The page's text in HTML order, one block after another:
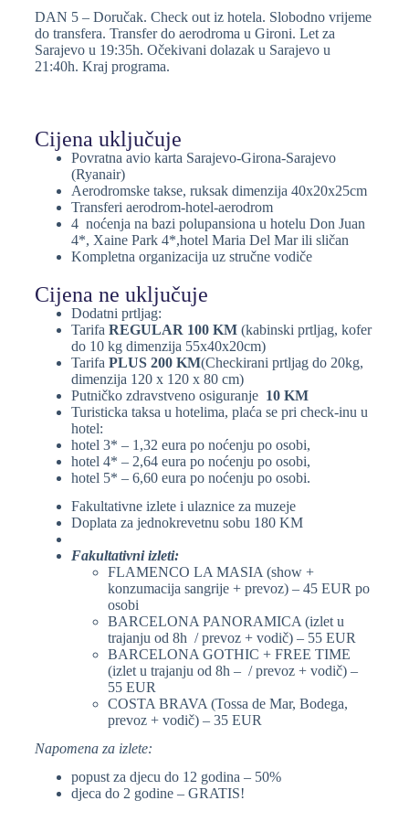
DAN 5 – Doručak. Check out iz hotela. Slobodno vrijeme
do transfera. Transfer do aerodroma u Gironi. Let za
Sarajevo u 19:35h. Očekivani dolazak u Sarajevo u
21:40h. Kraj programa.
Cijena uključuje
Povratna avio karta Sarajevo-Girona-Sarajevo
(Ryanair)
Aerodromske takse, ruksak dimenzija 40x20x25cm
Transferi aerodrom-hotel-aerodrom
4 noćenja na bazi polupansiona u hotelu Don Juan
4*, Xaine Park 4*,hotel Maria Del Mar ili sličan
Kompletna organizacija uz stručne vodiče
Cijena ne uključuje
Dodatni prtljag:
Tarifa REGULAR 100 KM(kabinski prtljag, kofer
do 10 kg dimenzija 55x40x20cm)
Tarifa PLUS 200 KM(Checkirani prtljag do 20kg,
dimenzija 120 x 120 x 80 cm)
Putničko zdravstveno osiguranje 10 KM
Turisticka taksa u hotelima, plaća se pri check-inu u
hotel:
hotel 3* – 1,32 eura po noćenju po osobi,
hotel 4* – 2,64 eura po noćenju po osobi,
hotel 5* – 6,60 eura po noćenju po osobi.
Fakultativne izlete i ulaznice za muzeje
Doplata za jednokrevetnu sobu 180 KM
Fakultativni izleti:
FLAMENCO LA MASIA (show +
konzumacija sangrije + prevoz) – 45 EUR po
osobi
BARCELONA PANORAMICA (izlet u
trajanju od 8h / prevoz + vodič) – 55 EUR
BARCELONA GOTHIC + FREE TIME
(izlet u trajanju od 8h – / prevoz + vodič) –
55 EUR
COSTA BRAVA (Tossa de Mar, Bodega,
prevoz + vodič) – 35 EUR
Napomena za izlete:
popust za djecu do 12 godina – 50%
djeca do 2 godine – GRATIS!